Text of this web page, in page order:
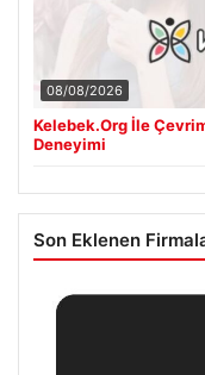
08/08/2026
Kelebek.Org İle
Deneyimi
Son Eklenen